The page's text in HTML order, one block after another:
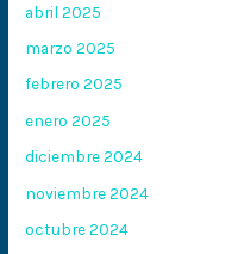
abril 2025
marzo 2025
febrero 2025
enero 2025
diciembre 2024
noviembre 2024
octubre 2024